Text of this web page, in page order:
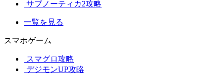
サブノーティカ2攻略
一覧を見る
スマホゲーム
スマグロ攻略
デジモンUP攻略